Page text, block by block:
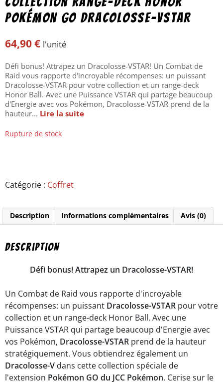
Pokémon GO Dracolosse-VSTAR
64,90€ l'unité
Défi bonus! Attrapez un Dracolosse-VSTAR! Un Combat de
Raid vous rapporte d'incroyable récompenses: un puissant
Dracolosse-VSTAR pour votre collection et un range-deck
Honor Ball. Avec une Puissance VSTAR qui partage beaucoup
d'Energie avec vos Pokémon, Dracolosse-VSTAR prend de la
hauteur... Lire la suite
Rupture de stock
Catégorie : Coffret
Description Informations complémentaires Avis (0)
Description
Défi bonus! Attrapez un Dracolosse-VSTAR!
Un Combat de Raid vous rapporte d'incroyable
récompenses: un puissant Dracolosse-VSTAR pour votre
collection et un range-deck Honor Ball. Avec une
Puissance VSTAR qui partage beaucoup d'Energie avec
vos Pokémon, Dracolosse-VSTAR prend de la hauteur
stratégiquement. Vous obtiendrez également un
Dracolosse-V dans cette collection spéciale de
l'extension Pokémon GO du JCC Pokémon. Cerise sur le